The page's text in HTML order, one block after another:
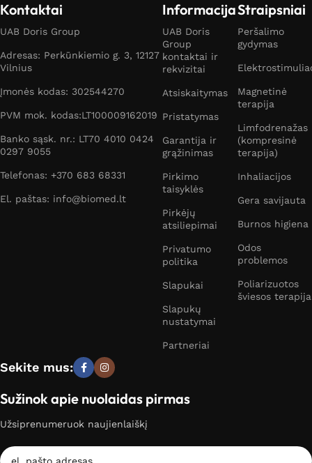
Kontaktai
UAB Doris Group
Adresas: Perkūnkiemio g. 3, 12127
Vilnius
Įmonės kodas: 302544270
PVM mok. kodas:LT100009162019
Banko sąsk. nr.: LT70 4010 0424
0297 9055
Telefonas: +370 683 68331
El. paštas: info@biomed.lt
Informacija
UAB Doris
Group
kontaktai ir
rekvizitai
Atsiskaitymas
Pristatymas
Garantija ir
grąžinimas
Pirkimo
taisyklės
Pirkėjų
atsiliepimai
Privatumo
politika
Slapukai
Slapukų
nustatymai
Partneriai
Straipsniai
Peršalimo
gydymas
Magnetinė
terapija
Limfodrenažas
(kompresinė
terapija)
Inhaliacijos
Gera savijauta
Burnos higiena
Odos
problemos
Poliarizuotos
šviesos terapija
Sekite mus:
Sužinok apie nuolaidas pirmas
Užsiprenumeruok naujienlaiškį